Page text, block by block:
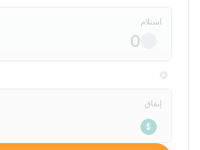
استلام
إنفاق
$